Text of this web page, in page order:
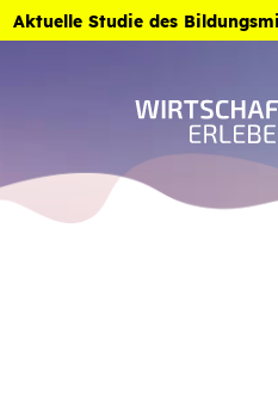
Zum Inhalt der Seite springen
Aktuelle Studie des